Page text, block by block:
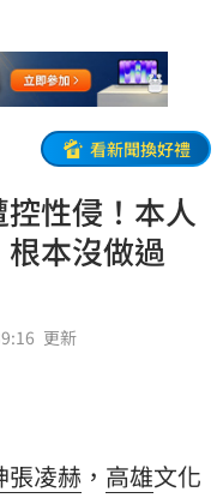
看新聞換好禮
控性侵！本人
本沒做過
更新
張凌赫 ， 高雄文化